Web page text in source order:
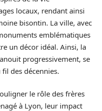
locaux, rendant ainsi
bisontin. La ville, avec
emblématiques
un décor idéal. Ainsi, la
progressivement, se
des décennies.
le rôle des frères
à Lyon, leur impact